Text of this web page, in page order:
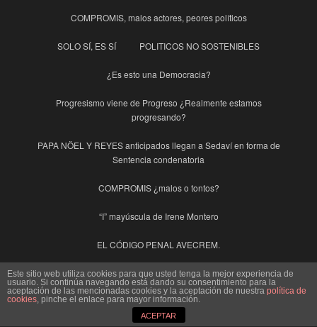
COMPROMIS, malos actores, peores políticos
SOLO SÍ, ES SÍ POLITICOS NO SOSTENIBLES
¿Es esto una Democracia?
Progresismo viene de Progreso ¿Realmente estamos
progresando?
PAPA NÖEL Y REYES anticipados llegan a Sedaví en forma de
Sentencia condenatoria
COMPROMIS ¿malos o tontos?
“I” mayúscula de Irene Montero
EL CÓDIGO PENAL AVECREM.
SEDAVÍ, Basuras y otras suciedades
INDECENTE, con “i” de Irene. HOMENAJES NACIONALES
Este sitio web utiliza cookies para que usted tenga la mejor experiencia de
usuario. Si continúa navegando está dando su consentimiento para la
aceptación de las mencionadas cookies y la aceptación de nuestra política de
cookies, pinche el enlace para mayor información.
ACEPTAR